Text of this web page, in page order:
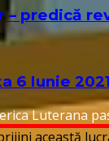
– predică
6 Iunie
Luterana
această